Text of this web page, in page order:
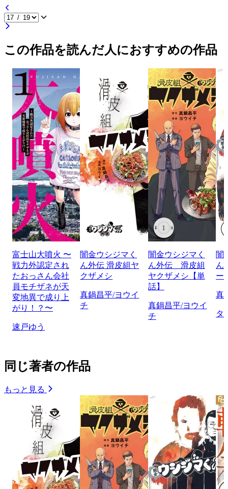
この作品を読んだ人におすすめの作品
富士山大噴火 〜
戦力外認定され
たおっさん会社
員モチザネが天
変地異で成り上
がり！？〜
速戸ゆう
闇金ウシジマく
ん外伝 滑皮組ヤ
クザメシ
真鍋昌平/ヨウイ
チ
闇金ウシジマく
ん外伝 滑皮組
ヤクザメシ【単
話】
真鍋昌平/ヨウイ
チ
闇
ん
ー
真
タ
同じ著者の作品
もっと見る